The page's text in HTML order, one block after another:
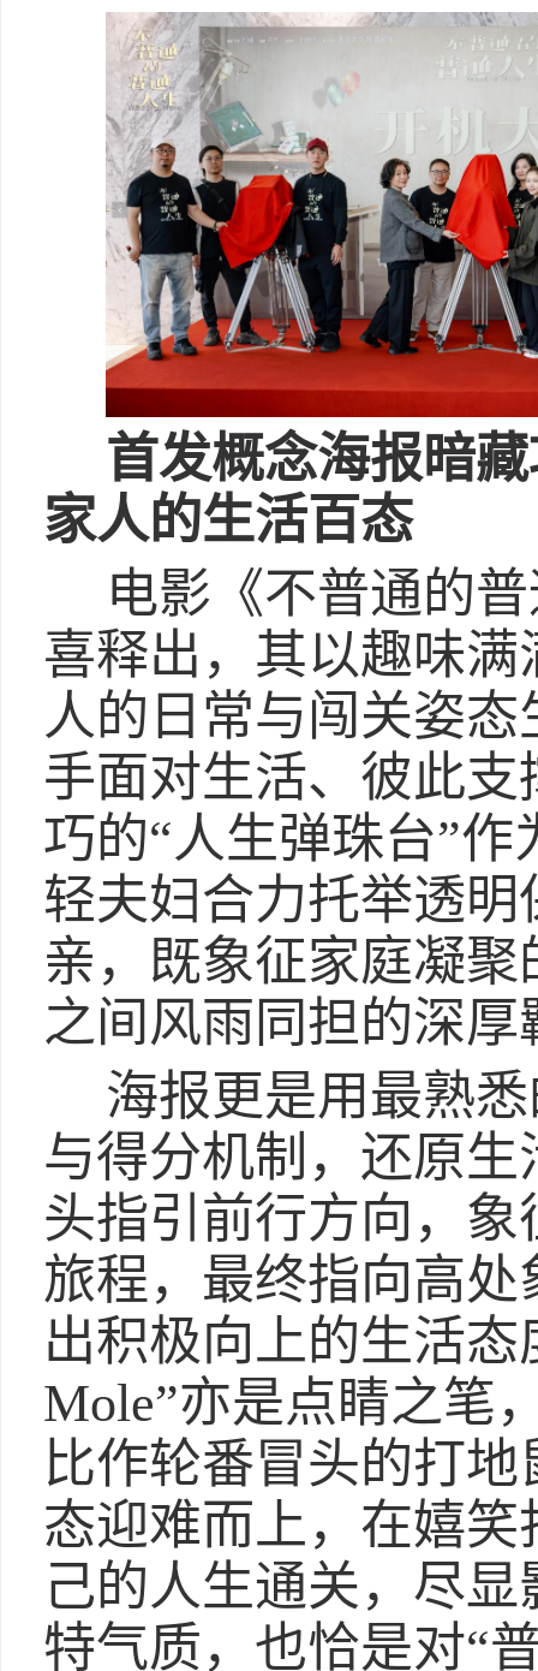
首发概念海报暗
家人的生活百态
电影《不普通的
喜释出，其以趣味
人的日常与闯关姿
手面对生活、彼此
巧的“人生弹珠台”
轻夫妇合力托举透
亲，既象征家庭凝
之间风雨同担的深厚
海报更是用最熟
与得分机制，还原
头指引前行方向，
旅程，最终指向高
出积极向上的生活态
Mole”亦是点睛之笔
比作轮番冒头的打
态迎难而上，在嬉
己的人生通关，尽
特气质，也恰是对“